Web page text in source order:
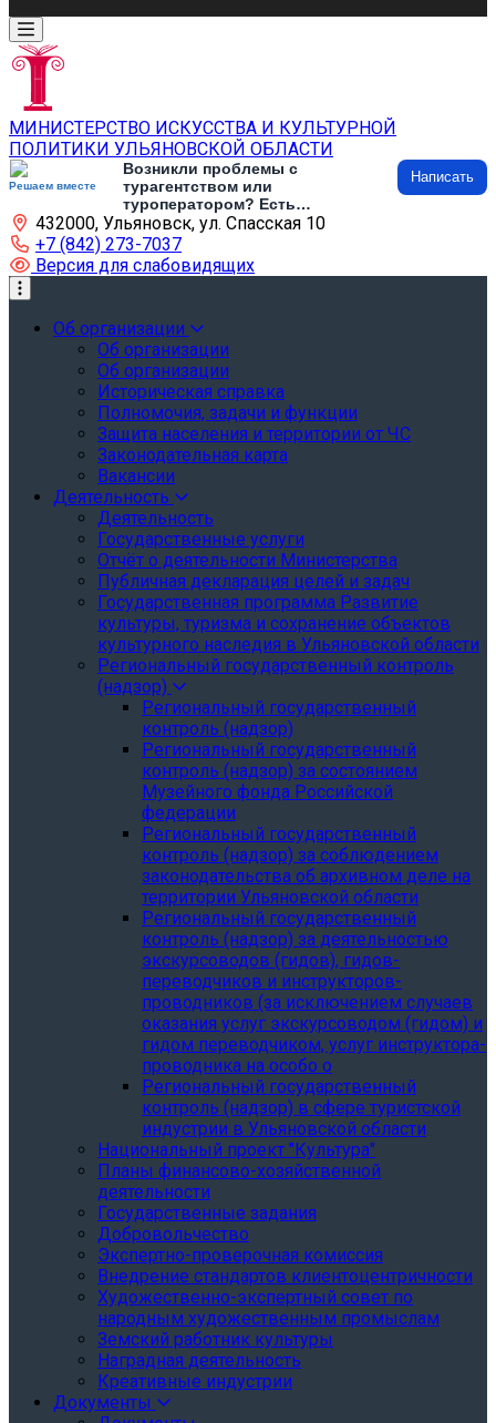
МИНИСТЕРСТВО ИСКУССТВА И КУЛЬТУРНОЙ
ПОЛИТИКИ УЛЬЯНОВСКОЙ ОБЛАСТИ
Решаем вместе
Возникли проблемы с
турагентством или
туроператором? Есть
предложения по развитию
туризма и туристической
инфраструктуры? Напишите об
этом
Написать
432000, Ульяновск, ул. Спасская 10
+7 (842) 273-7037
Версия для слабовидящих
Об организации
Об организации
Об организации
Историческая справка
Полномочия, задачи и функции
Защита населения и территории от ЧС
Законодательная карта
Вакансии
Деятельность
Деятельность
Государственные услуги
Отчёт о деятельности Министерства
Публичная декларация целей и задач
Государственная программа Развитие
культуры, туризма и сохранение объектов
культурного наследия в Ульяновской области
Региональный государственный контроль
(надзор)
Региональный государственный
контроль (надзор)
Региональный государственный
контроль (надзор) за состоянием
Музейного фонда Российской
федерации
Региональный государственный
контроль (надзор) за соблюдением
законодательства об архивном деле на
территории Ульяновской области
Региональный государственный
контроль (надзор) за деятельностью
экскурсоводов (гидов), гидов-
переводчиков и инструкторов-
проводников (за исключением случаев
оказания услуг экскурсоводом (гидом) и
гидом переводчиком, услуг инструктора-
проводника на особо о
Региональный государственный
контроль (надзор) в сфере туристской
индустрии в Ульяновской области
Национальный проект "Культура"
Планы финансово-хозяйственной
деятельности
Государственные задания
Добровольчество
Экспертно-проверочная комиссия
Внедрение стандартов клиентоцентричности
Художественно-экспертный совет по
народным художественным промыслам
Земский работник культуры
Наградная деятельность
Креативные индустрии
Документы